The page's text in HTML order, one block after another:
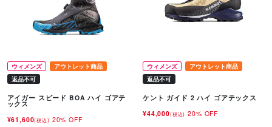
ウィメンズ
アウトレット商品
返品不可
アイガー スピード BOA ハイ ゴアテ
ックス
¥61,600(税込) 20% OFF
ウィメンズ
アウトレット商品
返品不可
ケント ガイド 2 ハイ ゴアテックス
¥44,000(税込) 20% OFF